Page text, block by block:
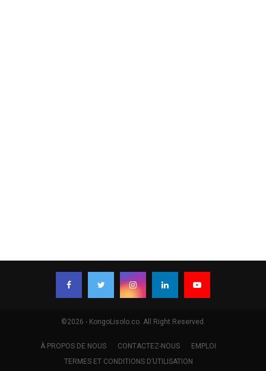
©2026 - KongoLisolo.co. All Right Reserved.
À PROPOS DE NOUS CONTACTEZ-NOUS
EMPLOI
TERMES ET CONDITIONS D’UTILISATION